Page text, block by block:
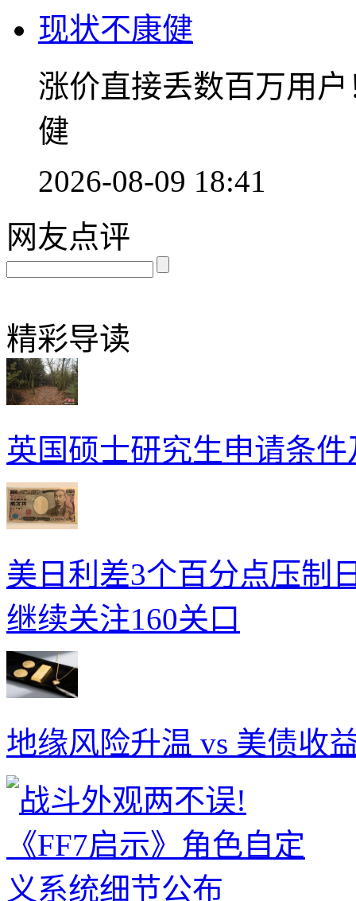
涨价直接丢数百万用
健
2026-08-09 18:41
网友点评
精彩导读
英国硕士研究生申请条件
美日利差3个百分点压制
继续关注160关口
地缘风险升温 vs 美债收